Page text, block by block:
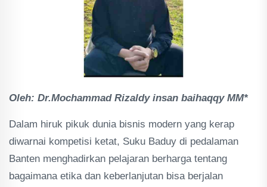
Oleh: Dr.Mochammad Rizaldy insan baihaqqy MM*
Dalam hiruk pikuk dunia bisnis modern yang kerap
diwarnai kompetisi ketat, Suku Baduy di pedalaman
Banten menghadirkan pelajaran berharga tentang
bagaimana etika dan keberlanjutan bisa berjalan